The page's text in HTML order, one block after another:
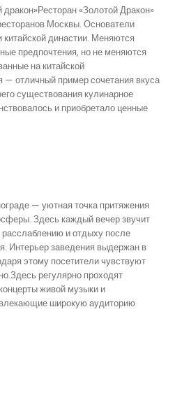
«Золотой Дракон»
Москвы. Основатели
династии. Меняются
предпочтения, но не меняются
на китайской
— отличный пример сочетания вкуса
существования кулинарное
и приобретало ценные
— уютная точка притяжения
Здесь каждый вечер звучит
и отдыху после
Интерьер заведения выдержан в
этому посетители чувствуют
регулярно проходят
живой музыки и
широкую аудиторию